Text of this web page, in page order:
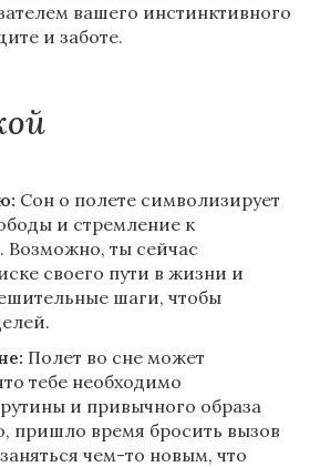
вашего инстинктивного
и заботе.
Сон о полете символизирует
и стремление к
Возможно, ты сейчас
своего пути в жизни и
шаги, чтобы
Полет во сне может
тебе необходимо
и привычного образа
пришло время бросить вызов
чем-то новым, что